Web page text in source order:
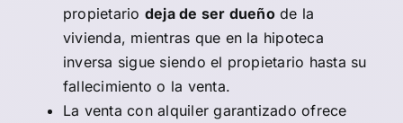
propietario deja de ser dueñode la
vivienda, mientras que en la hipoteca
inversa sigue siendo el propietario hasta su
fallecimiento o la venta.
La venta con alquiler garantizado ofrece